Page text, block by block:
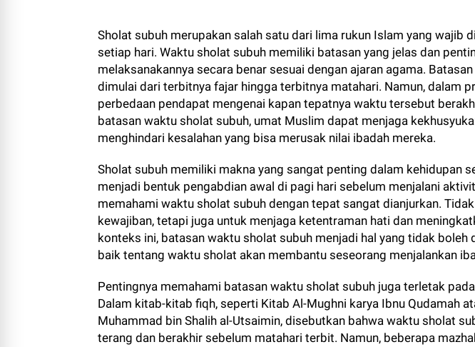
Sholat subuh merupakan salah satu dari lima rukun Islam yang wajib
setiap hari. Waktu sholat subuh memiliki batasan yang jelas dan
melaksanakannya secara benar sesuai dengan ajaran agama.
dimulai dari terbitnya fajar hingga terbitnya matahari. Namun, dalam
perbedaan pendapat mengenai kapan tepatnya waktu tersebut
batasan waktu sholat subuh, umat Muslim dapat menjaga
menghindari kesalahan yang bisa merusak nilai ibadah mereka.
Sholat subuh memiliki makna yang sangat penting dalam kehidupan
menjadi bentuk pengabdian awal di pagi hari sebelum menjalani
memahami waktu sholat subuh dengan tepat sangat dianjurkan.
kewajiban, tetapi juga untuk menjaga ketentraman hati dan
konteks ini, batasan waktu sholat subuh menjadi hal yang tidak boleh
baik tentang waktu sholat akan membantu seseorang menjalankan
Pentingnya memahami batasan waktu sholat subuh juga terletak
Dalam kitab-kitab fiqh, seperti Kitab Al-Mughni karya Ibnu Qudamah
Muhammad bin Shalih al-Utsaimin, disebutkan bahwa waktu sholat
terang dan berakhir sebelum matahari terbit. Namun, beberapa